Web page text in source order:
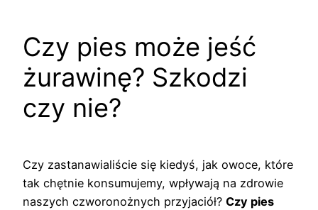
Czy pies może jeść
żurawinę? Szkodzi
czy nie?
Czy zastanawialiście się kiedyś, jak owoce, które
tak chętnie konsumujemy, wpływają na zdrowie
naszych czworonożnych przyjaciół? Czy pies